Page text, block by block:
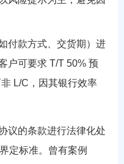
付款方式、交货期）进
户可要求 T/T 50% 预
L/C，因其银行效率
议的条款进行法律化处
定标准。曾有案例